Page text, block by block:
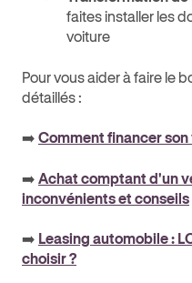
faites installer les
voiture
Pour vous aider à faire le
détaillés :
➡️ Comment financer son
➡️ Achat comptant d'un
inconvénients et conseils
➡️ Leasing automobile :
choisir ?